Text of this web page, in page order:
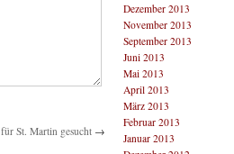
St. Martin gesucht →
Dezember 2013
November 2013
September 2013
Juni 2013
Mai 2013
April 2013
März 2013
Februar 2013
Januar 2013